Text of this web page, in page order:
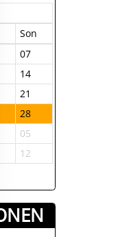
Son
07
14
21
28
05
12